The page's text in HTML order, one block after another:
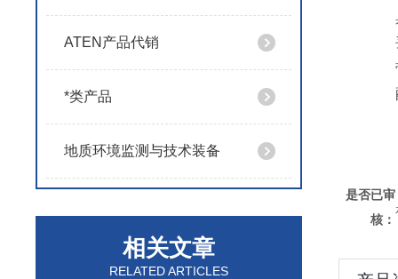
ATEN产品代销
*类产品
地质环境监测与技术装备
相关文章
RELATED ARTICLES
是否已审
核：